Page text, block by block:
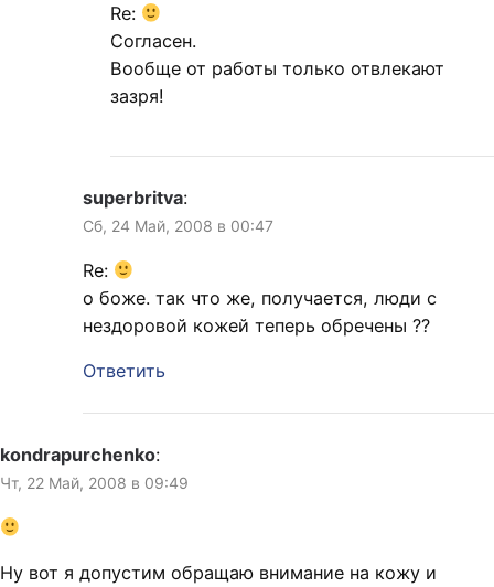
Re:
Согласен.
Вообще от работы только отвлекают
зазря!
superbritva:
Сб, 24 Май, 2008 в 00:47
Re:
о боже. так что же, получается, люди с
нездоровой кожей теперь обречены ??
Ответить
kondrapurchenko:
Чт, 22 Май, 2008 в 09:49
Ну вот я допустим обращаю внимание на кожу и